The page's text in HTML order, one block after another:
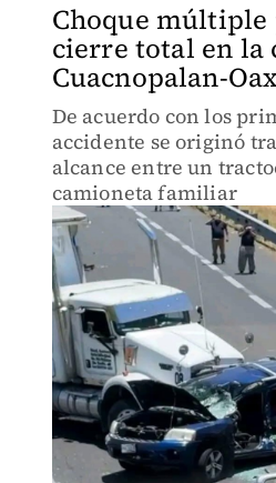
Choque múltiple
cierre total en la
Cuacnopalan-
De acuerdo con los
accidente se originó
alcance entre un
camioneta familiar